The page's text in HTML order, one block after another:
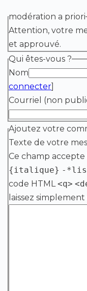
modération a priori
Attention, votre
et approuvé.
Qui êtes-vous ?
Nom
connecter]
Courriel (non
Ajoutez votre
Texte de votre
Ce champ accepte
{italique} -
code HTML<q>
laissez